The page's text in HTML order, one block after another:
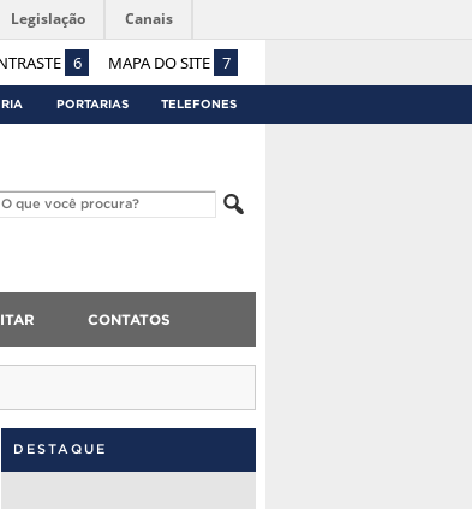
6 MAPA DO SITE 7
Legislação Canais
PORTARIAS TELEFONES
CONTATOS
DESTAQUE